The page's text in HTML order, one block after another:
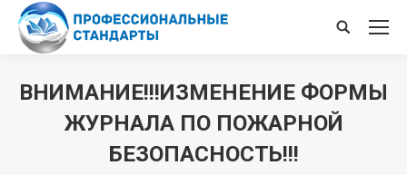
Поиск
ВНИМАНИЕ!!!ИЗМЕНЕНИЕ ФОРМЫ
ЖУРНАЛА ПО ПОЖАРНОЙ
БЕЗОПАСНОСТЬ!!!